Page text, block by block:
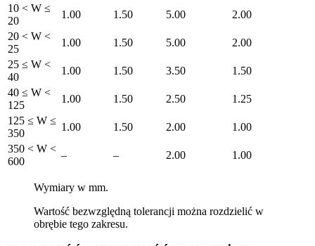
10 < W ≤
20
1.00 1.50 5.00
2.00
20 < W <
25
1.00 1.50 5.00
2.00
25 ≤ W <
40
1.00 1.50 3.50
1.50
40 ≤ W <
125
1.00 1.50 2.50
1.25
125 ≤ W ≤
350
1.00 1.50 2.00
1.00
350 < W <
600
– – 2.00 1.00
Wymiary w mm.
Wartość bezwzględną tolerancji można rozdzielić w
obrębie tego zakresu.